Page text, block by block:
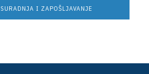
SURADNJA I ZAPOŠLJAVANJE